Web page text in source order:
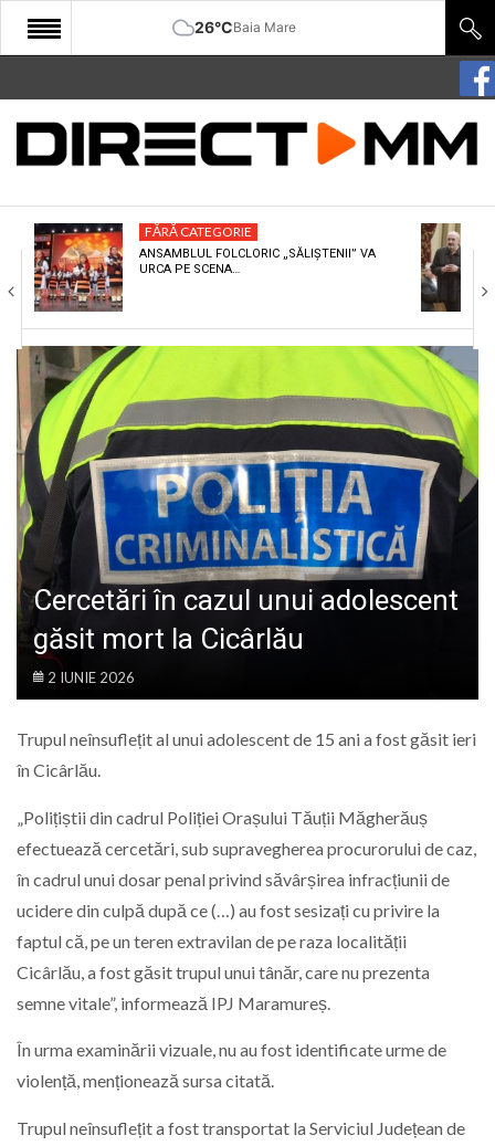
26°CBaia Mare
START
COMUNITATE
CULTURA
ECONOMIE
SANATATE
SPORT
SPECIAL
POLITIC
LIFE
FĂRĂ CATEGORIE
ANSAMBLUL FOLCLORIC „SĂLIȘTENII” VA
URCA PE SCENA…
Cercetări în cazul unui adolescent
găsit mort la Cicârlău
2 IUNIE 2026
Trupul neînsuflețit al unui adolescent de 15 ani a fost găsit ieri
în Cicârlău.
„Polițiștii din cadrul Poliției Orașului Tăuții Măgherăuș
efectuează cercetări, sub supravegherea procurorului de caz,
în cadrul unui dosar penal privind săvârșirea infracțiunii de
ucidere din culpă după ce (…) au fost sesizați cu privire la
faptul că, pe un teren extravilan de pe raza localității
Cicârlău, a fost găsit trupul unui tânăr, care nu prezenta
semne vitale”, informează IPJ Maramureș.
În urma examinării vizuale, nu au fost identificate urme de
violență, menționează sursa citată.
Trupul neînsuflețit a fost transportat la Serviciul Județean de